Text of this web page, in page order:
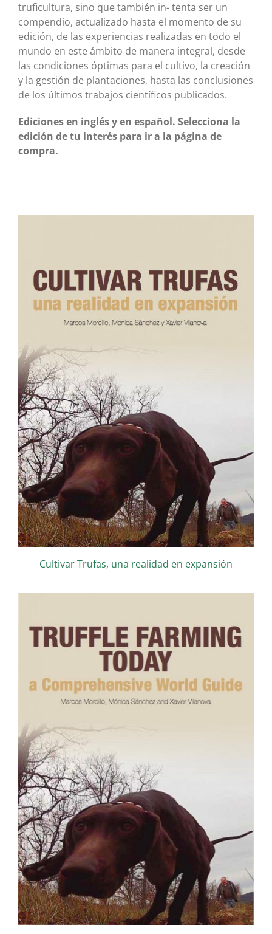
truficultura, sino que también in- tenta ser un
compendio, actualizado hasta el momento de su
edición, de las experiencias realizadas en todo el
mundo en este ámbito de manera integral, desde
las condiciones óptimas para el cultivo, la creación
y la gestión de plantaciones, hasta las conclusiones
de los últimos trabajos científicos publicados.
Ediciones en inglés y en español. Selecciona la
edición de tu interés para ir a la página de
compra.
Cultivar Trufas, una realidad en expansión